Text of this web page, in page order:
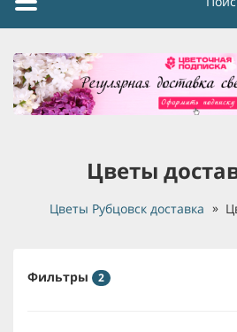
Цветы
Цветы Рубцовск доставка
Фильтры 2